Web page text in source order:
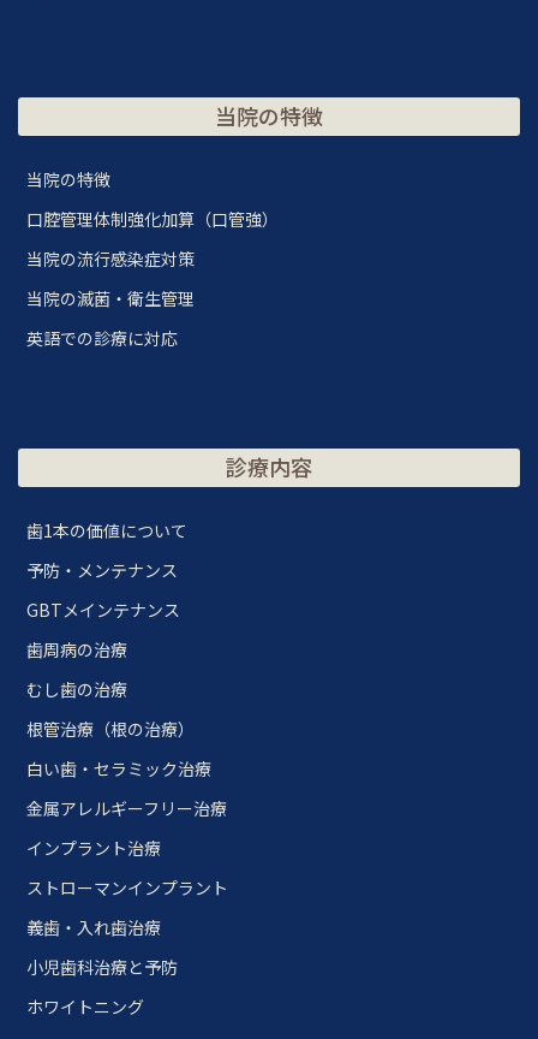
当院の特徴
当院の特徴
口腔管理体制強化加算（口管強）
当院の流行感染症対策
当院の滅菌・衛生管理
英語での診療に対応
診療内容
歯1本の価値について
予防・メンテナンス
GBTメインテナンス
歯周病の治療
むし歯の治療
根管治療（根の治療）
白い歯・セラミック治療
金属アレルギーフリー治療
インプラント治療
ストローマンインプラント
義歯・入れ歯治療
小児歯科治療と予防
ホワイトニング